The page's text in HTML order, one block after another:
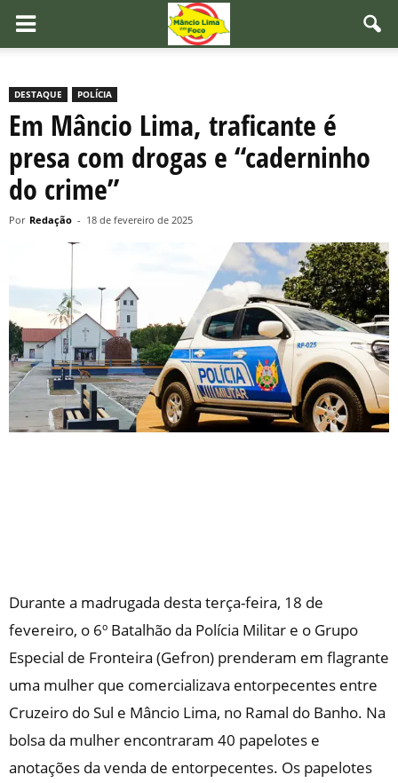
DESTAQUE POLÍCIA
Em Mâncio Lima, traficante é
presa com drogas e “caderninho
do crime”
Por Redação - 18 de fevereiro de 2025
Durante a madrugada desta terça-feira, 18 de
fevereiro, o 6º Batalhão da Polícia Militar e o Grupo
Especial de Fronteira (Gefron) prenderam em flagrante
uma mulher que comercializava entorpecentes entre
Cruzeiro do Sul e Mâncio Lima, no Ramal do Banho. Na
bolsa da mulher encontraram 40 papelotes e
anotações da venda de entorpecentes. Os papelotes